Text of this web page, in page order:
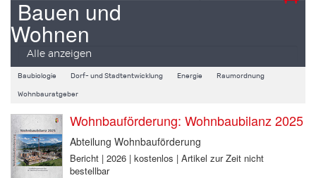
Bauen und
Wohnen
Alle anzeigen
Baubiologie Dorf- und Stadtentwicklung Energie Raumordnung
Wohnbauratgeber
Wohnbauförderung: Wohnbaubilanz 2025
Abteilung Wohnbauförderung
Bericht | 2026 | kostenlos | Artikel zur Zeit nicht
bestellbar